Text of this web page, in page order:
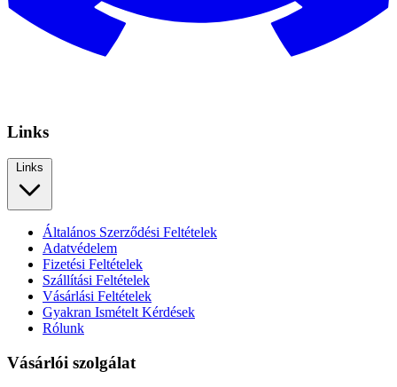
Links
Links
Általános Szerződési Feltételek
Adatvédelem
Fizetési Feltételek
Szállítási Feltételek
Vásárlási Feltételek
Gyakran Ismételt Kérdések
Rólunk
Vásárlói szolgálat